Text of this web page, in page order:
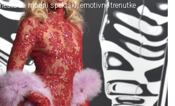
za modni spektakl, emotivne trenutke